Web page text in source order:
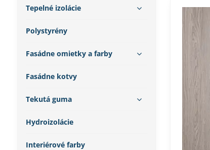
Tepelné izolácie
Polystyrény
Fasádne omietky a farby
Fasádne kotvy
Tekutá guma
Hydroizolácie
Interiérové farby